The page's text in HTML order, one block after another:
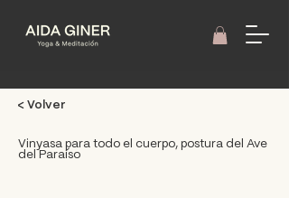
< Volver
Vinyasa para todo el cuerpo, postura del Ave
del Paraíso